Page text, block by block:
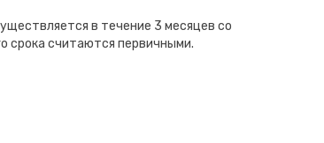
в течение 3 месяцев со
срока считаются первичными.